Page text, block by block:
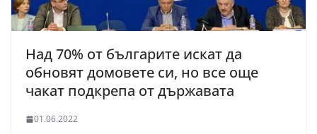
Над 70% oт българите искат да
обновят домовете си, но все още
чакат подкрепа от държавата
01.06.2022